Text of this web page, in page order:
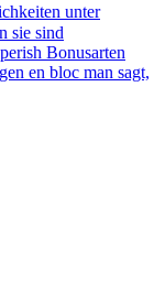
unter
sie sind
Bonusarten
en bloc man sagt,